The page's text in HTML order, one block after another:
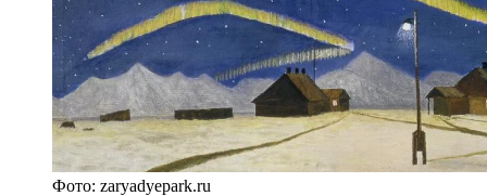
Фото: zaryadyepark.ru